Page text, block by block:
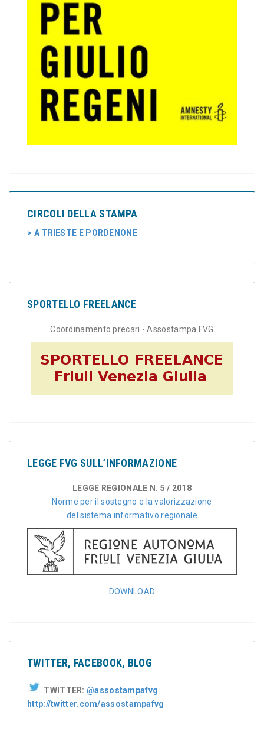
CIRCOLI DELLA STAMPA
> A TRIESTE E PORDENONE
SPORTELLO FREELANCE
Coordinamento precari - Assostampa FVG
LEGGE FVG SULL’INFORMAZIONE
LEGGE REGIONALE N. 5 / 2018
Norme per il sostegno e la valorizzazione
del sistema informativo regionale
DOWNLOAD
TWITTER, FACEBOOK, BLOG
TWITTER:@assostampafvg
http://twitter.com/assostampafvg